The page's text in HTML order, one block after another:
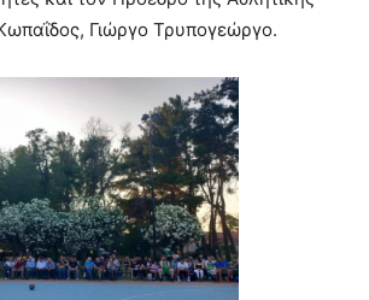
Γιώργο Τρυπογεώργο.